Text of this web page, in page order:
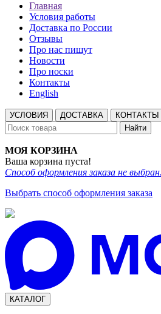
Главная
Условия работы
Доставка по России
Отзывы
Про нас пишут
Новости
Про носки
Контакты
English
УСЛОВИЯ ДОСТАВКА
КОНТАКТЫ
Найти
МОЯ КОРЗИНА
Ваша корзина пуста!
Способ оформления заказа не
Выбрать способ оформления заказа
КАТАЛОГ